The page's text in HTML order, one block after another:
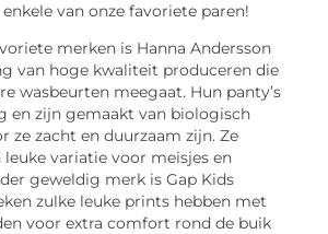
van onze favoriete paren!
merken is Hanna Andersson
van hoge kwaliteit produceren die
wasbeurten meegaat. Hun panty’s
en zijn gemaakt van biologisch
ze zacht en duurzaam zijn. Ze
leuke variatie voor meisjes en
geweldig merk is Gap Kids
zulke leuke prints hebben met
voor extra comfort rond de buik